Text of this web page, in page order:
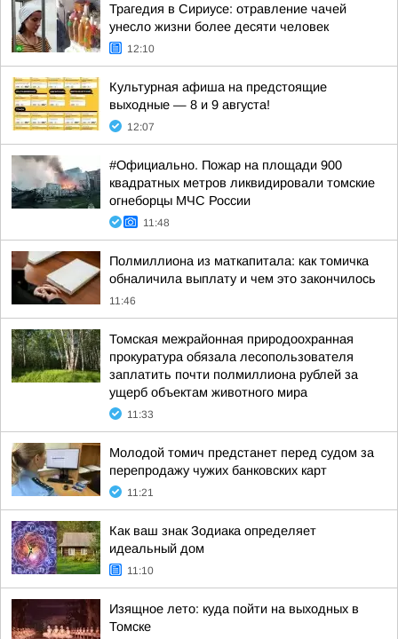
Трагедия в Сириусе: отравление чачей
унесло жизни более десяти человек
12:10
Культурная афиша на предстоящие
выходные — 8 и 9 августа!
12:07
#Официально. Пожар на площади 900
квадратных метров ликвидировали томские
огнеборцы МЧС России
11:48
Полмиллиона из маткапитала: как томичка
обналичила выплату и чем это закончилось
11:46
Томская межрайонная природоохранная
прокуратура обязала лесопользователя
заплатить почти полмиллиона рублей за
ущерб объектам животного мира
11:33
Молодой томич предстанет перед судом за
перепродажу чужих банковских карт
11:21
Как ваш знак Зодиака определяет
идеальный дом
11:10
Изящное лето: куда пойти на выходных в
Томске